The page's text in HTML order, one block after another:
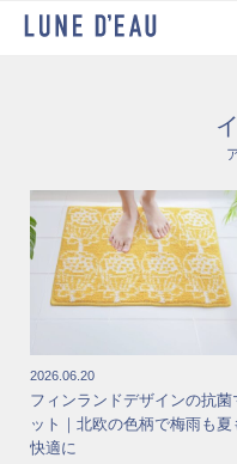
2026.06.20
フィンランドデザインの抗菌
ット｜北欧の色柄で梅雨も夏
快適に